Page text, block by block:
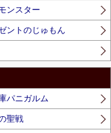
ンスター
ントのじゅもん
パニガルム
聖戦